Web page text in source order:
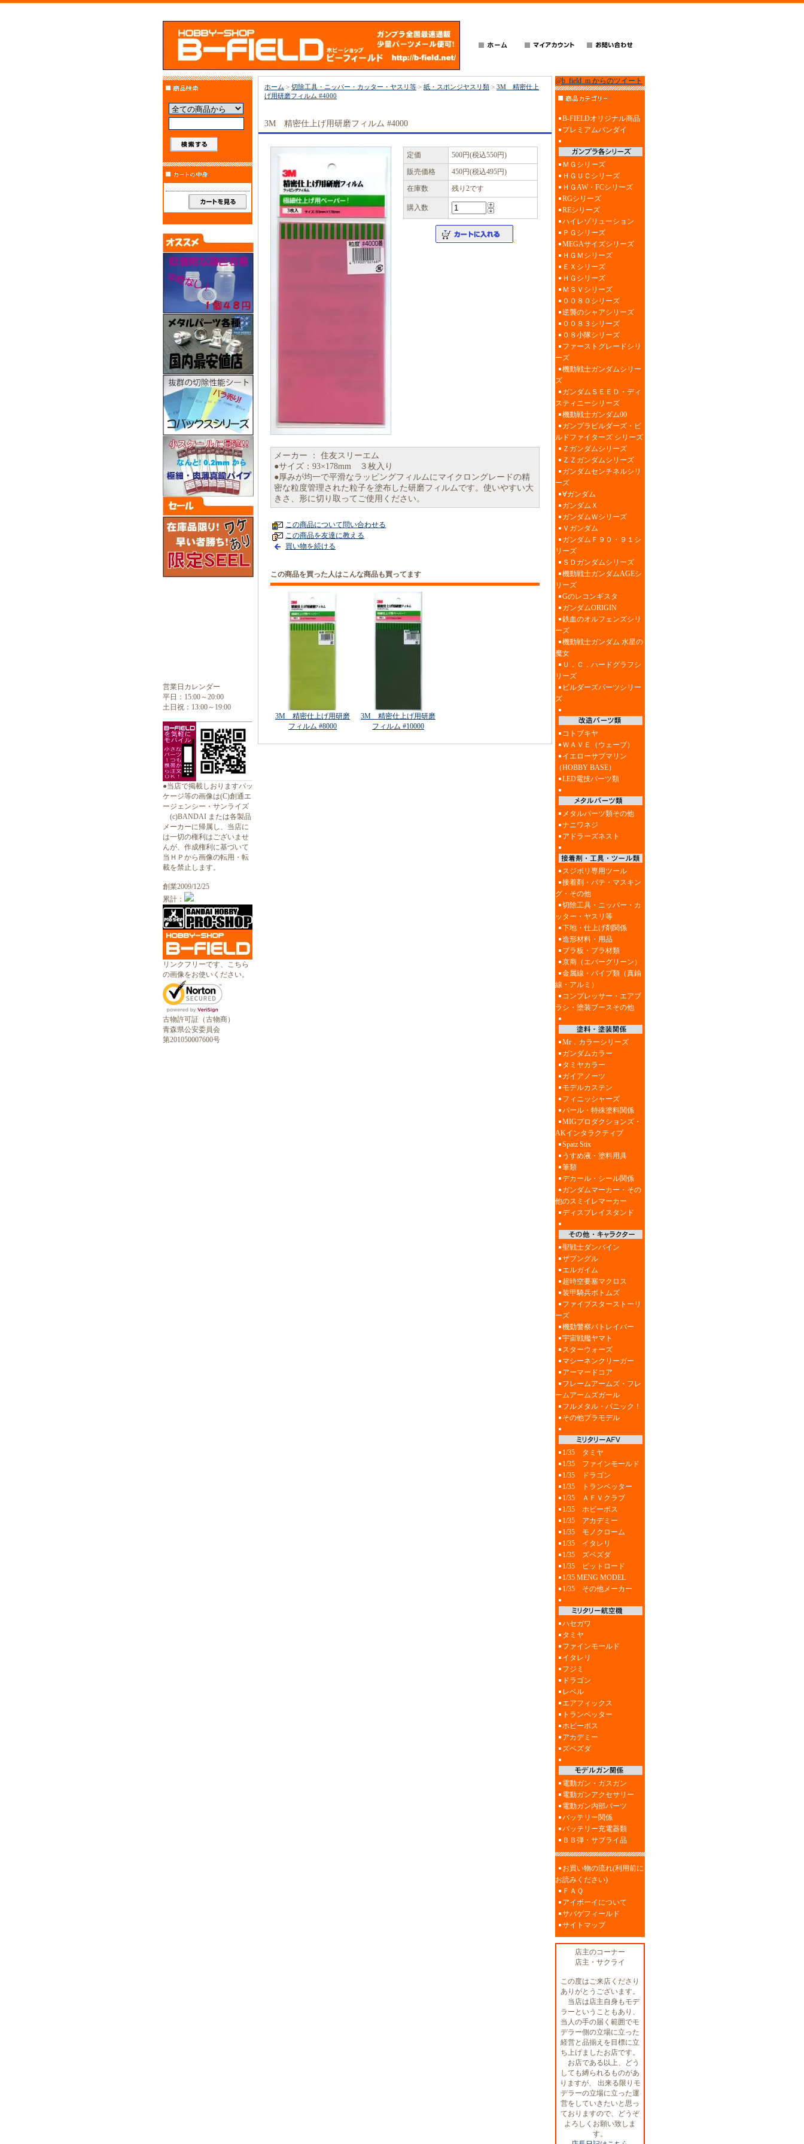
営業日カレンダー
平日：15:00～20:00
土日祝：13:00～19:00
●当店で掲載しおりますパッ
ケージ等の画像は(C)創通エ
ージェンシー・サンライズ
(c)BANDAI または各製品
メーカーに帰属し、当店に
は一切の権利はございませ
んが、作成権利に基づいて
当ＨＰから画像の転用・転
載を禁止します。
創業2009/12/25
累計：
リンクフリーです、こちら
の画像をお使いください。
古物許可証（古物商）
青森県公安委員会
第201050007600号
ホーム > 切除工具・ニッパー・カッター・ヤスリ等 > 紙・スポンジヤスリ類 > 3M 精密仕上
げ用研磨フィルム #4000
3M 精密仕上げ用研磨フィルム #4000
定価
500円(税込550円)
販売価格
450円(税込495円)
在庫数
残り2です
購入数
メーカー ： 住友スリーエム
●サイズ：93×178mm ３枚入り
●厚みが均一で平滑なラッピングフィルムにマイクロングレードの精
密な粒度管理された粒子を塗布した研磨フィルムです。使いやすい大
きさ、形に切り取ってご使用ください。
この商品について問い合わせる
この商品を友達に教える
買い物を続ける
この商品を買った人はこんな商品も買ってます
3M 精密仕上げ用研磨
フィルム #8000
3M 精密仕上げ用研磨
フィルム #10000
@b_field_m からのツイート
B-FIELDオリジナル商品
プレミアムバンダイ
ＭＧシリーズ
ＨＧＵＣシリーズ
ＨＧAW・FCシリーズ
RGシリーズ
REシリーズ
ハイレゾリューション
ＰＧシリーズ
MEGAサイズシリーズ
ＨＧＭシリーズ
ＥＸシリーズ
ＨＧシリーズ
ＭＳＶシリーズ
００８０シリーズ
逆襲のシャアシリーズ
００８３シリーズ
０８小隊シリーズ
ファーストグレードシリ
ーズ
機動戦士ガンダムシリー
ズ
ガンダムＳＥＥＤ・ディ
スティニーシリーズ
機動戦士ガンダム00
ガンプラビルダーズ・ビ
ルドファイターズ シリーズ
Ｚガンダムシリーズ
ＺＺガンダムシリーズ
ガンダムセンチネルシリ
ーズ
∀ガンダム
ガンダムＸ
ガンダムＷシリーズ
Ｖガンダム
ガンダムＦ９０・９１シ
リーズ
ＳＤガンダムシリーズ
機動戦士ガンダムAGEシ
リーズ
Gのレコンギスタ
ガンダムORIGIN
鉄血のオルフェンズシリ
ーズ
機動戦士ガンダム 水星の
魔女
Ｕ．Ｃ．ハードグラフシ
リーズ
ビルダーズパーツシリー
ズ
コトブキヤ
ＷＡＶＥ（ウェーブ）
イエローサブマリン
（HOBBY BASE）
LED電技パーツ類
メタルパーツ類その他
ナニワネジ
アドラーズネスト
スジボリ専用ツール
接着剤・パテ・マスキン
グ・その他
切除工具・ニッパー・カ
ッター・ヤスリ等
下地・仕上げ剤関係
造形材料・用品
プラ板・プラ材類
京商（エバーグリーン）
金属線・パイプ類（真鍮
線・アルミ）
コンプレッサー・エアブ
ラシ・塗装ブースその他
Mr．カラーシリーズ
ガンダムカラー
タミヤカラー
ガイアノーツ
モデルカステン
フィニッシャーズ
パール・特殊塗料関係
MIGプロダクションズ・
AKインタラクティブ
Spatz Stix
うすめ液・塗料用具
筆類
デカール・シール関係
ガンダムマーカー・その
他のスミイレマーカー
ディスプレイスタンド
聖戦士ダンバイン
ザブングル
エルガイム
超時空要塞マクロス
装甲騎兵ボトムズ
ファイブスターストーリ
ーズ
機動警察パトレイバー
宇宙戦艦ヤマト
スターウォーズ
マシーネンクリーガー
アーマードコア
フレームアームズ・フレ
ームアームズガール
フルメタル・パニック！
その他プラモデル
1/35 タミヤ
1/35 ファインモールド
1/35 ドラゴン
1/35 トランペッター
1/35 ＡＦＶクラブ
1/35 ホビーボス
1/35 アカデミー
1/35 モノクローム
1/35 イタレリ
1/35 ズベズダ
1/35 ピットロード
1/35 MENG MODEL
1/35 その他メーカー
ハセガワ
タミヤ
ファインモールド
イタレリ
フジミ
ドラゴン
レベル
エアフィックス
トランペッター
ホビーボス
アカデミー
ズベズダ
電動ガン・ガスガン
電動ガンアクセサリー
電動ガン内部パーツ
バッテリー関係
バッテリー充電器類
ＢＢ弾・サブライ品
お買い物の流れ(利用前に
お読みください)
ＦＡＱ
アイボーイについて
サバゲフィールド
サイトマップ
店主のコーナー
店主・サクライ
この度はご来店くださり
ありがとうございます。
当店は店主自身もモデ
ラーということもあり、
当人の手の届く範囲でモ
デラー側の立場に立った
経営と品揃えを目標に立
ち上げましたお店です。
お店である以上、どう
しても縛られるものがあ
りますが、 出来る限りモ
デラーの立場に立った運
営をしていきたいと思っ
ておりますので、どうぞ
よろしくお願い致しま
す。